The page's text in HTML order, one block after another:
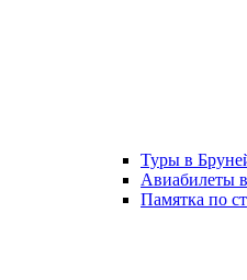
Туры в
Авиабилеты
Памятка по